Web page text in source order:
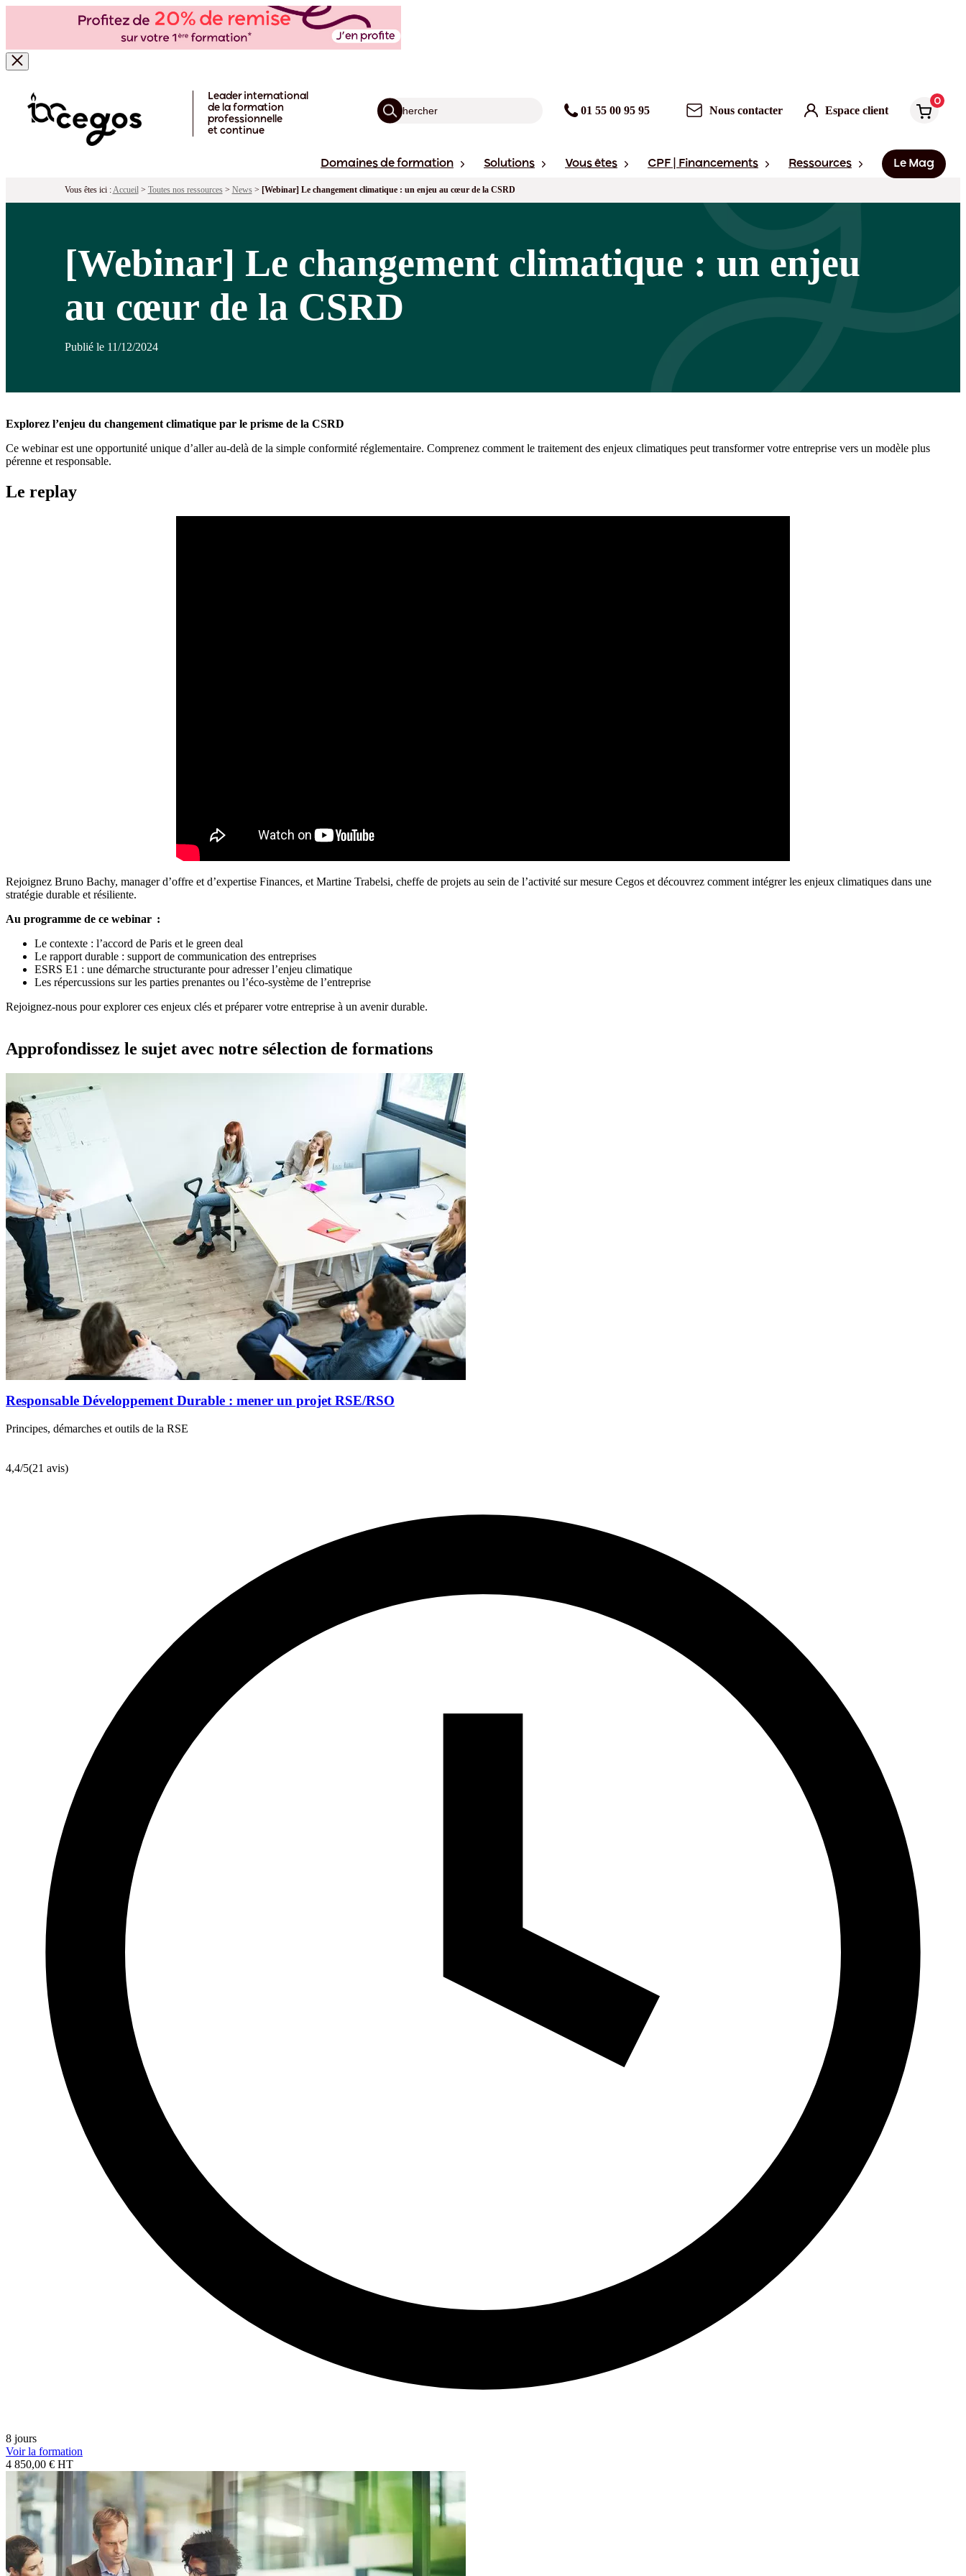
Leader international
de la formation
professionnelle
et continue
01 55 00 95 95 Nous contacter Espace client
0
Domaines de formation Solutions Vous êtes CPF | Financements Ressources Le Mag
Vous êtes ici :Accueil> Toutes nos ressources> News> [Webinar] Le changement climatique : un enjeu au cœur de la CSRD
[Webinar] Le changement climatique : un enjeu
au cœur de la CSRD
Publié le 11/12/2024
Explorez l’enjeu du changement climatique par le prisme de la CSRD
Ce webinar est une opportunité unique d’aller au-delà de la simple conformité réglementaire. Comprenez comment le traitement des enjeux climatiques peut transformer votre entreprise vers un modèle plus
pérenne et responsable.
Le replay
Rejoignez Bruno Bachy, manager d’offre et d’expertise Finances, et Martine Trabelsi, cheffe de projets au sein de l’activité sur mesure Cegos et découvrez comment intégrer les enjeux climatiques dans une
stratégie durable et résiliente.
Au programme de ce webinar :
Le contexte : l’accord de Paris et le green deal
Le rapport durable : support de communication des entreprises
ESRS E1 : une démarche structurante pour adresser l’enjeu climatique
Les répercussions sur les parties prenantes ou l’éco-système de l’entreprise
Rejoignez-nous pour explorer ces enjeux clés et préparer votre entreprise à un avenir durable.
Approfondissez le sujet avec notre sélection de formations
Responsable Développement Durable : mener un projet RSE/RSO
Principes, démarches et outils de la RSE
4,4/5(21 avis)
8 jours
Voir la formation
4 850,00 € HT